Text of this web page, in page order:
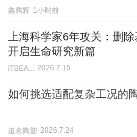
鑫腾辉 1小时前
上海科学家6年攻关：删
开启生命研究新篇
ITBEA... 2026.7.15
如何挑选适配复杂工况的
道名陶塑 2026.7.24